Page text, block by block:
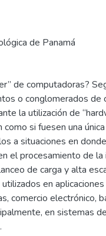
de Panamá
de computadoras?
o conglomerados de
la utilización de
si fuesen una
a situaciones en
el procesamiento de la
de carga y alta
en
comercio electrónico,
en sistemas